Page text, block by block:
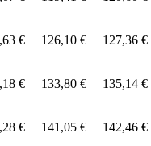
€ 126,10 € 127,36 €
€ 133,80 € 135,14 €
€ 141,05 € 142,46 €